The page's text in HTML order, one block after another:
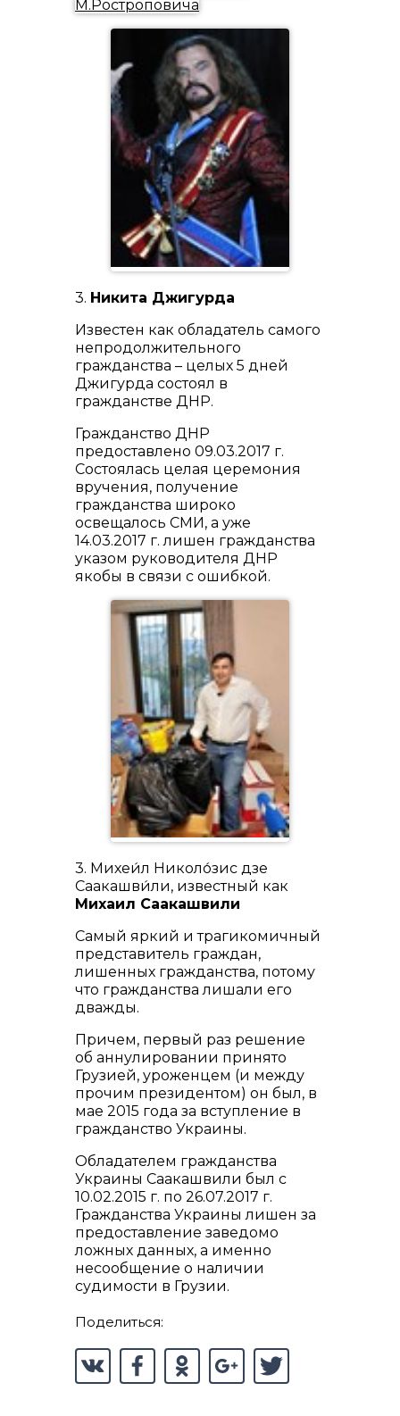
М.Ростроповича
3. Никита Джигурда
Известен как обладатель самого
непродолжительного
гражданства – целых 5 дней
Джигурда состоял в
гражданстве ДНР.
Гражданство ДНР
предоставлено 09.03.2017 г.
Состоялась целая церемония
вручения, получение
гражданства широко
освещалось СМИ, а уже
14.03.2017 г. лишен гражданства
указом руководителя ДНР
якобы в связи с ошибкой.
3. Михеи́л Николо́зис дзе
Саакашви́ли, известный как
Михаил Саакашвили
Самый яркий и трагикомичный
представитель граждан,
лишенных гражданства, потому
что гражданства лишали его
дважды.
Причем, первый раз решение
об аннулировании принято
Грузией, уроженцем (и между
прочим президентом) он был, в
мае 2015 года за вступление в
гражданство Украины.
Обладателем гражданства
Украины Саакашвили был с
10.02.2015 г. по 26.07.2017 г.
Гражданства Украины лишен за
предоставление заведомо
ложных данных, а именно
несообщение о наличии
судимости в Грузии.
Поделиться: